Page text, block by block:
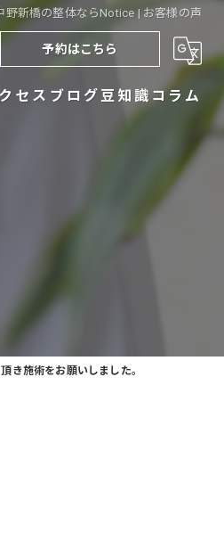
新橋の整体ならNotice | お客様の声
予約はこちら
セス ブログ豆知識コラム
き施術をお願いしました。